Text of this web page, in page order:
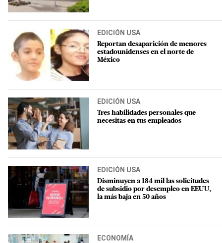
EDICIÓN USA
Reportan desaparición de menores
estadounidenses en el norte de
México
EDICIÓN USA
Tres habilidades personales que
necesitas en tus empleados
EDICIÓN USA
Disminuyen a 184 mil las solicitudes
de subsidio por desempleo en EEUU,
la más baja en 50 años
ECONOMÍA